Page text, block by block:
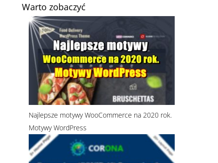
Warto zobaczyć
Najlepsze motywy WooCommerce na 2020 rok.
Motywy WordPress